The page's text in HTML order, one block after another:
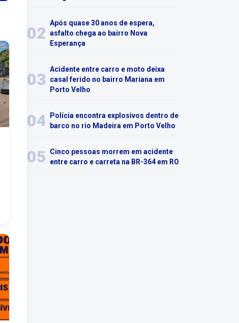
02
Após quase 30 anos de espera,
asfalto chega ao bairro Nova
Esperança
03
Acidente entre carro e moto deixa
casal ferido no bairro Mariana em
Porto Velho
04
Polícia encontra explosivos dentro de
barco no rio Madeira em Porto Velho
05
Cinco pessoas morrem em acidente
entre carro e carreta na BR-364 em RO